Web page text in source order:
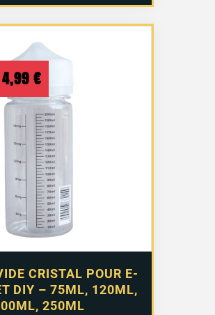
CRISTAL POUR E-
DIY – 75ML, 120ML,
250ML
4,99 €
de
prix :
2,99 €
à
4,99 €